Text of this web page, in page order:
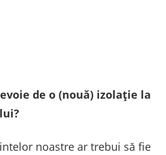
de o (nouă) izolație la
noastre ar trebui să fie